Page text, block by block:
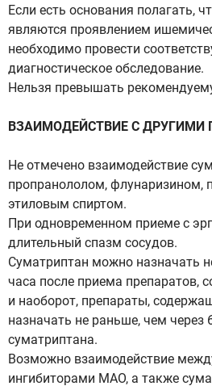
Если есть основания полагать,
являются проявлением
необходимо провести
диагностическое обследование.
Нельзя превышать
ВЗАИМОДЕЙСТВИЕ С ДРУГИМИ
Не отмечено взаимодействие
пропранололом, флунаризином,
этиловым спиртом.
При одновременном приеме с
длительный спазм сосудов.
Суматриптан можно назначать
часа после приема препаратов,
и наоборот, препараты,
назначать не раньше, чем через
суматриптана.
Возможно взаимодействие
ингибиторами МАО, а также